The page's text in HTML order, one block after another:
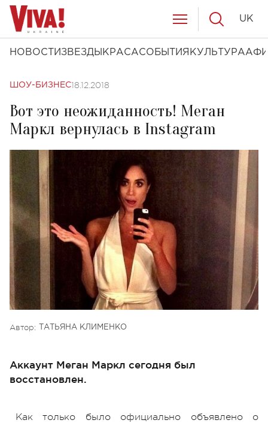
НОВОСТИ ЗВЕЗДЫ КРАСАСОБЫТИЯ КУЛЬТУРА
UK
ШОУ-БИЗНЕС18.12.2018
Вот это неожиданность! Меган
Маркл вернулась в Instagram
Автор: ТАТЬЯНА КЛИМЕНКО
Аккаунт Меган Маркл сегодня был
восстановлен.
Как только было официально объявлено о